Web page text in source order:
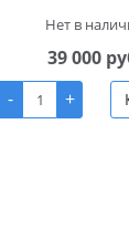
Нет в
39 000
-
+